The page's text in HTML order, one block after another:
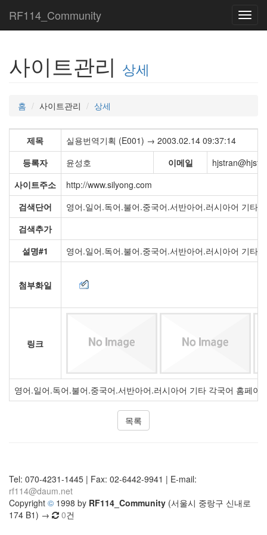
RF114_Community
사이트관리 상세
홈 사이트관리 상세
제목
실용번역기획 (E001) → 2003.02.14 09:37:14
등록자
윤성호 이메일
사이트주소
http://www.silyong.com
검색단어
영어.일어.독어.불어.중국어.서반아어.러시아어 기타
검색추가
설명#1
영어.일어.독어.불어.중국어.서반아어.러시아어 기타
첨부화일
링크
영어.일어.독어.불어.중국어.서반아어.러시아어 기타 각국어 홈페
목록
Tel: 070-4231-1445 | Fax: 02-6442-9941 | E-mail:
rf114@daum.net
Copyright © 1998 by RF114_Community (서울시 중랑구 신내로
174 B1) →
0건